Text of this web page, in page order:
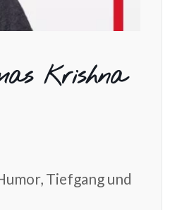
Krishna
Tiefgang und